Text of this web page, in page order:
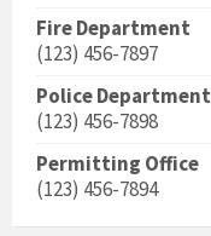
Fire Department
(123) 456-7897
Police Department
(123) 456-7898
Permitting Office
(123) 456-7894